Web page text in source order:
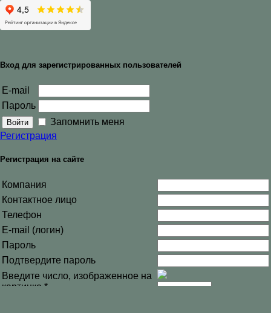
Вход для зарегистрированных пользователей
E-mail
Пароль
Запомнить меня
Регистрация
Регистрация на сайте
Компания
Контактное лицо
Телефон
E-mail (логин)
Пароль
Подтвердите пароль
Введите число, изображенное на
картинке *